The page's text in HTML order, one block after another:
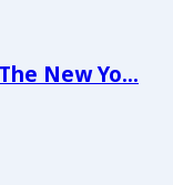
New Yo...